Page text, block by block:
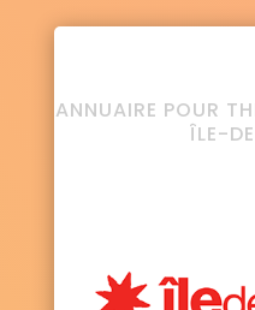
ANNUAIRE POUR
ÎLE-